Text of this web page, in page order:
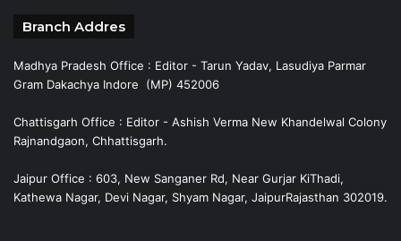
Branch Addres
Madhya Pradesh Office : Editor - Tarun Yadav, Lasudiya Parmar
Gram Dakachya Indore (MP) 452006
Chattisgarh Office : Editor - Ashish Verma New Khandelwal Colony
Rajnandgaon, Chhattisgarh.
Jaipur Office : 603, New Sanganer Rd, Near Gurjar KiThadi,
Kathewa Nagar, Devi Nagar, Shyam Nagar, JaipurRajasthan 302019.